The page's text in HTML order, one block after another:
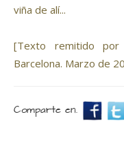
viña de alí...
[Texto remitido por
Barcelona. Marzo de
Comparte en.